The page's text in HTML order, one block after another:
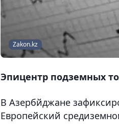
Zakon.kz
Эпицентр подземных
В Азербйджане
Европейский